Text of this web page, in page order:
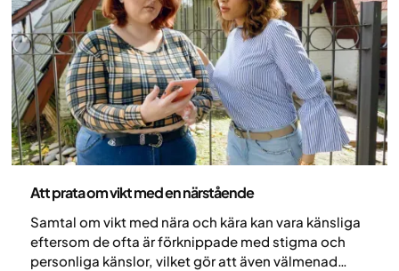
Att prata om vikt med en närstående
Samtal om vikt med nära och kära kan vara känsliga
eftersom de ofta är förknippade med stigma och
personliga känslor, vilket gör att även välmenad